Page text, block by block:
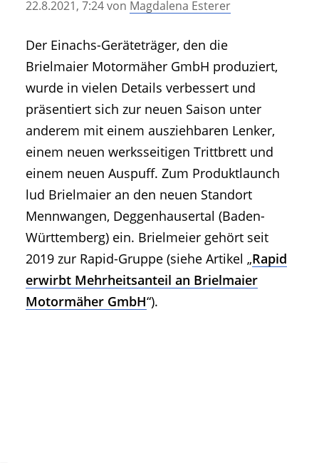
• Geschichte und Geschichten
• Mitteilung der Redaktion
• Agritechnica Neuheiten Archiv
• Artikel nach Hersteller/Marke
22.8.2021, 7:24von Magdalena Esterer
Der Einachs-Geräteträger, den die
Brielmaier Motormäher GmbH produziert,
wurde in vielen Details verbessert und
präsentiert sich zur neuen Saison unter
anderem mit einem ausziehbaren Lenker,
einem neuen werksseitigen Trittbrett und
einem neuen Auspuff. Zum Produktlaunch
lud Brielmaier an den neuen Standort
Mennwangen, Deggenhausertal (Baden-
Württemberg) ein. Brielmeier gehört seit
2019 zur Rapid-Gruppe (siehe Artikel „Rapid
erwirbt Mehrheitsanteil an Brielmaier
Motormäher GmbH“).